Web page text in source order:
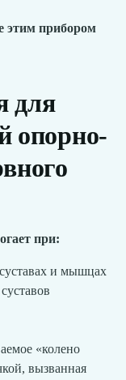
этим прибором
для
опорно-
при:
и мышцах
«колено
вызванная